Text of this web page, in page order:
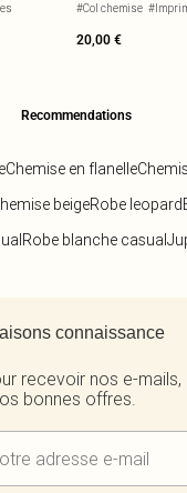
#Col chemise
20,00 €
Recommendations
Chemise en flanelle
beigeRobe leopard
Robe blanche casual
connaissance
recevoir nos e-mails,
bonnes offres.